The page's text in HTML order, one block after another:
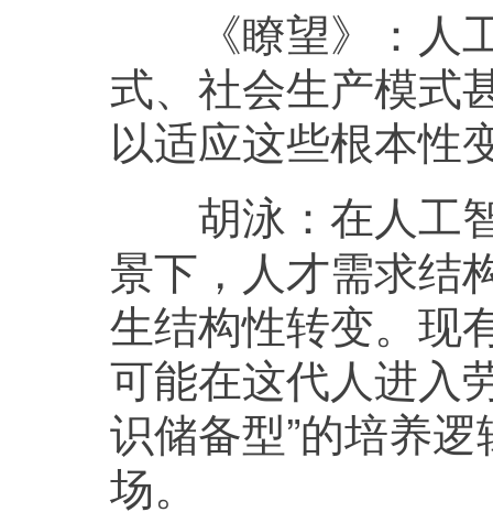
《瞭望》： 人
式、社会生产模式
以适应这些根本性
胡泳： 在人工
景下，人才需求结
生结构性转变。现
可能在这代人进入
识储备型”的培养
场。